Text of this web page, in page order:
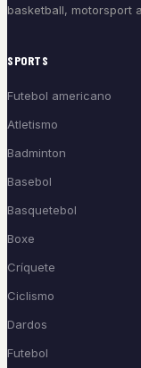
basketball, motorsport
SPORTS
Futebol americano
Atletismo
Badminton
Basebol
Basquetebol
Boxe
Críquete
Ciclismo
Dardos
Futebol